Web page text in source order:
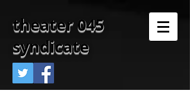
theater 045
syndicate